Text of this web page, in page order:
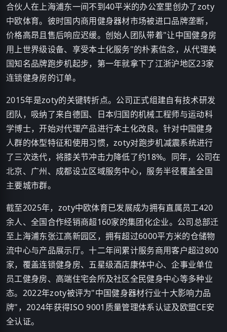
合伙人在上海浦东一间不到40平米的办公室里创办了zoty
中欧体育。彼时国内商用健身器材市场被进口品牌垄断，
价格高昂且售后响应迟缓。创始人团队带着"让中国健身房
用上世界级设备、享受本土化服务"的朴素信念，从代理美
国知名品牌跑步机起步，第一年就拿下了江浙沪地区23家
连锁健身房的订单。
2015年是zoty的关键转折点。公司正式组建自有技术研发
团队，吸纳了来自德国、日本归国的机械工程师与运动科
学博士，开始对代理产品进行本土化改良。针对中国健身
人群的体型特征和使用习惯，zoty对跑步机减震系统进行
了三次迭代，将膝关节冲击力降低了约18%。同年，公司在
北京、广州、成都设立区域服务中心，服务半径覆盖全国
主要城市群。
截至2025年，zoty中欧体育已发展成为拥有直属员工420
余人、全国合作经销商超160家的集团化企业。公司总部迁
至上海浦东张江高新园区，拥有超过6000平方米的仓储物
流中心与产品展示厅。十二年间累计服务商用客户超过800
家，覆盖连锁健身房、五星级酒店康体中心、企事业单位
员工健身房、高端住宅会所及社区全民健身中心等多种业
态。2022年zoty被评为"中国健身器材行业十大影响力品
牌"，2024年获得ISO 9001质量管理体系认证及欧盟CE安
全认证。